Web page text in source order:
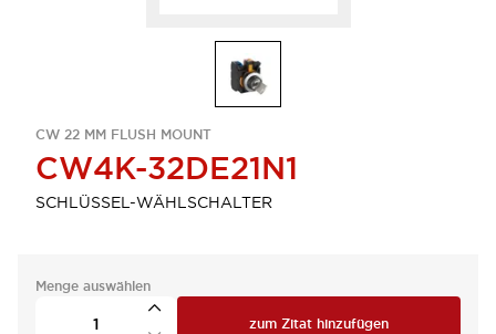
CW 22 MM FLUSH MOUNT
CW4K-32DE21N1
SCHLÜSSEL-WÄHLSCHALTER
Menge auswählen
zum Zitat hinzufügen